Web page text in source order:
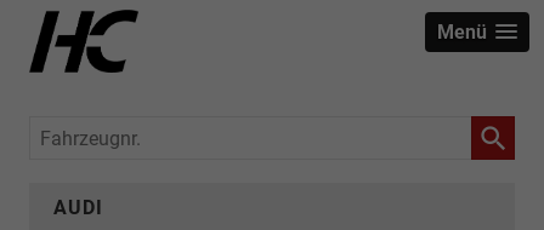
Menü
Fahrzeugnr.
AUDI